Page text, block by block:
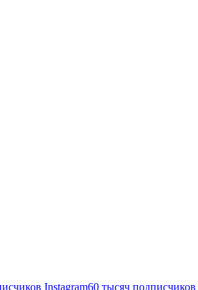
Instagram60 тысяч подписчиков